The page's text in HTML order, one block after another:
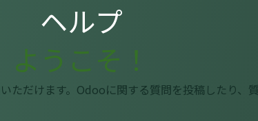
ヘルプ
ようこそ！
だけます。Odooに関する質問を投稿したり、